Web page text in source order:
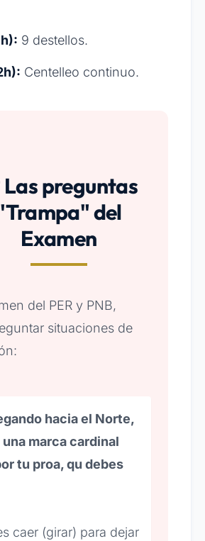
9 destellos.
Centelleo continuo.
Las preguntas
del
Examen
del PER y PNB,
situaciones de
hacia el Norte,
marca cardinal
tu proa, qu debes
caer (girar) para dejar